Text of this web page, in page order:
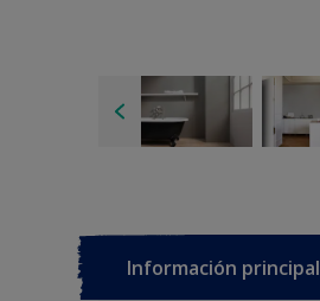
Información principal